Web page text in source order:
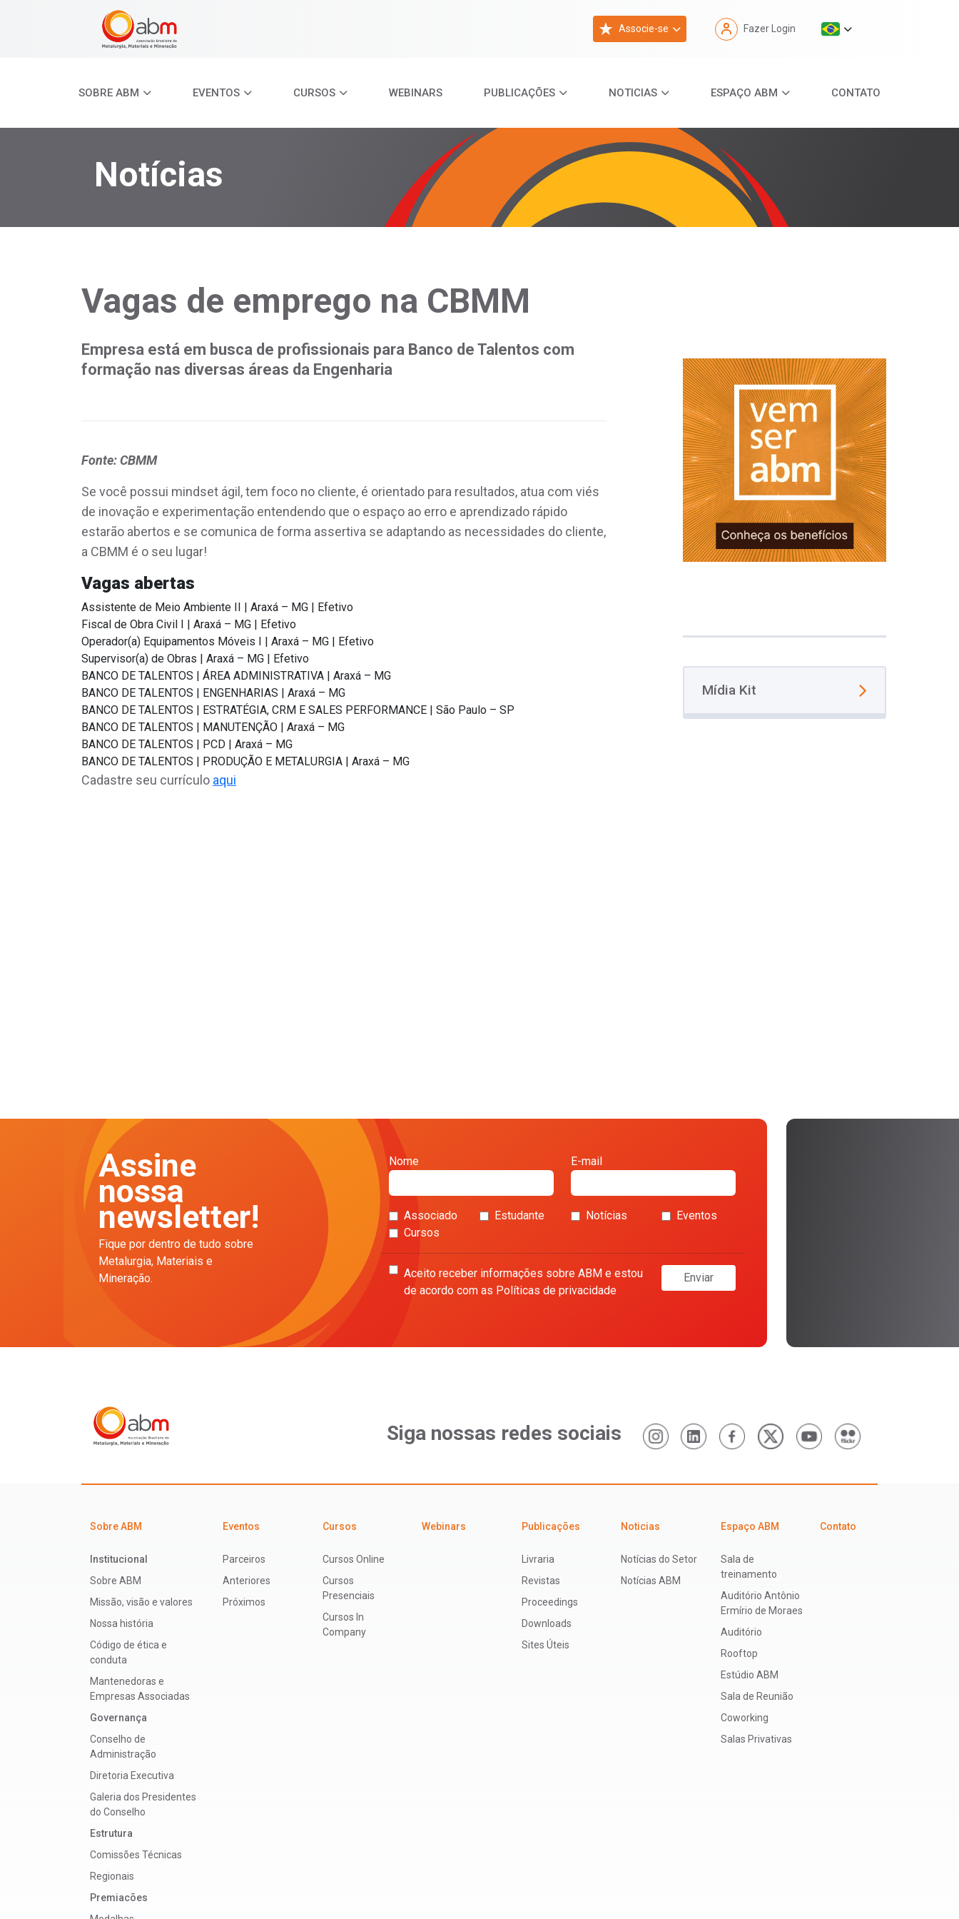
Associe-se Fazer Login
SOBRE ABM EVENTOS CURSOS WEBINARS PUBLICAÇÕES NOTICIAS ESPAÇO ABM CONTATO
Notícias
Vagas de emprego na CBMM
Empresa está em busca de profissionais para Banco de Talentos com
formação nas diversas áreas da Engenharia
Fonte: CBMM
Se você possui mindset ágil, tem foco no cliente, é orientado para resultados, atua com viés
de inovação e experimentação entendendo que o espaço ao erro e aprendizado rápido
estarão abertos e se comunica de forma assertiva se adaptando as necessidades do cliente,
a CBMM é o seu lugar!
Vagas abertas
Assistente de Meio Ambiente II | Araxá – MG | Efetivo
Fiscal de Obra Civil I | Araxá – MG | Efetivo
Operador(a) Equipamentos Móveis I | Araxá – MG | Efetivo
Supervisor(a) de Obras | Araxá – MG | Efetivo
BANCO DE TALENTOS | ÁREA ADMINISTRATIVA | Araxá – MG
BANCO DE TALENTOS | ENGENHARIAS | Araxá – MG
BANCO DE TALENTOS | ESTRATÉGIA, CRM E SALES PERFORMANCE | São Paulo – SP
BANCO DE TALENTOS | MANUTENÇÃO | Araxá – MG
BANCO DE TALENTOS | PCD | Araxá – MG
BANCO DE TALENTOS | PRODUÇÃO E METALURGIA | Araxá – MG
Cadastre seu currículo aqui
Mídia Kit
Assine
nossa
newsletter!
Fique por dentro de tudo sobre
Metalurgia, Materiais e
Mineração.
Nome E-mail
Associado Estudante Notícias
Eventos
Cursos
Aceito receber informações sobre ABM e estou
de acordo com as Políticas de privacidade
Enviar
Siga nossas redes sociais
Sobre ABM
Institucional
Sobre ABM
Missão, visão e valores
Nossa história
Código de ética e
conduta
Mantenedoras e
Empresas Associadas
Governança
Conselho de
Administração
Diretoria Executiva
Galeria dos Presidentes
do Conselho
Estrutura
Comissões Técnicas
Regionais
Premiacões
Eventos
Parceiros
Anteriores
Próximos
Cursos
Cursos Online
Cursos
Presenciais
Cursos In
Company
Webinars Publicações
Livraria
Revistas
Proceedings
Downloads
Sites Úteis
Noticias
Notícias do Setor
Notícias ABM
Espaço ABM
Sala de
treinamento
Auditório Antônio
Ermírio de Moraes
Auditório
Rooftop
Estúdio ABM
Sala de Reunião
Coworking
Salas Privativas
Contato